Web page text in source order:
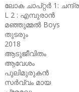
ലോക ചാപ്റ്റർ 1:
L 2 : എമ്പുരാൻ :
മഞ്ഞുമ്മൽ Boys :
തുടരും :
2018 :
ആടുജീവിതം :
ആവേശം :
പുലിമുരുകൻ :
സർവ്വം മായ